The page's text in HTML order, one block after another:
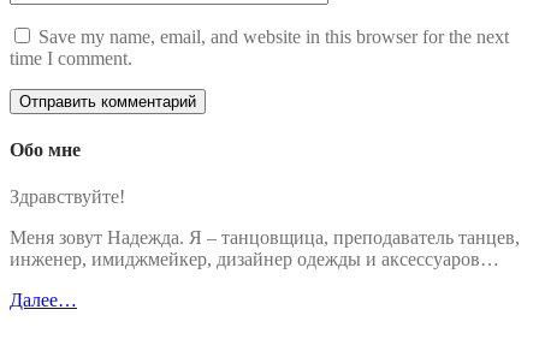
Save my name, email, and website in this browser for the next
time I comment.
Обо мне
Здравствуйте!
Меня зовут Надежда. Я – танцовщица, преподаватель танцев,
инженер, имиджмейкер, дизайнер одежды и аксессуаров…
Далее…